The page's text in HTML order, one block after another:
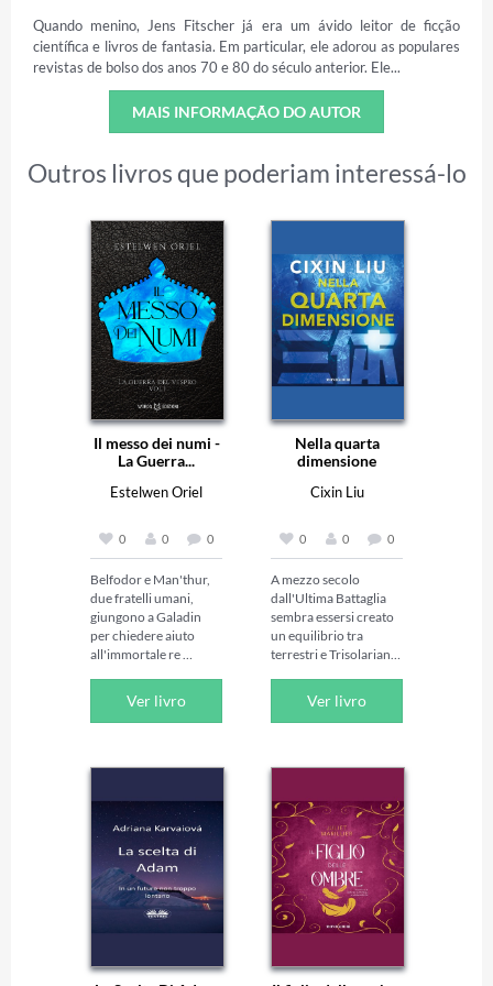
Quando menino, Jens Fitscher já era um ávido leitor de ficção
científica e livros de fantasia. Em particular, ele adorou as populares
revistas de bolso dos anos 70 e 80 do século anterior. Ele...
MAIS INFORMAÇÃO DO AUTOR
Outros livros que poderiam interessá-lo
Il messo dei numi -
La Guerra...
Estelwen Oriel
0 0 0
Belfodor e Man'thur,
due fratelli umani,
giungono a Galadin
per chiedere aiuto
all'immortale re
dei Numi, su
suggerimento della
possa essere in grado
problemi che
affliggono Belfodor: il
ragazzo, infatti, spesso
compie azioni che
trascendono l'umano,
per poi
dimenticarsene.
Quando arrivano in
l'errore di attraversare
Ver livro
Nella quarta
dimensione
Cixin Liu
0 0 0
A mezzo secolo
dall'Ultima Battaglia
sembra essersi creato
un equilibrio tra
terrestri e Trisolariani: i
conoscenza degli
invasori spaziali e
tecnologici, mentre gli
assimilando la cultura
terrestre. Pare che le
due civiltà siano
pronte per iniziare una
convivenza pacifica,
tra eguali, senza
l'assurda minaccia
della reciproca
cambia quando Cheng
Ver livro